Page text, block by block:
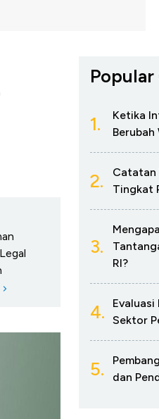
1.
Ketika
Berubah
2.
Catatan
Tingkat
3.
RI?
4.
Evaluasi
Sektor
5.
dan